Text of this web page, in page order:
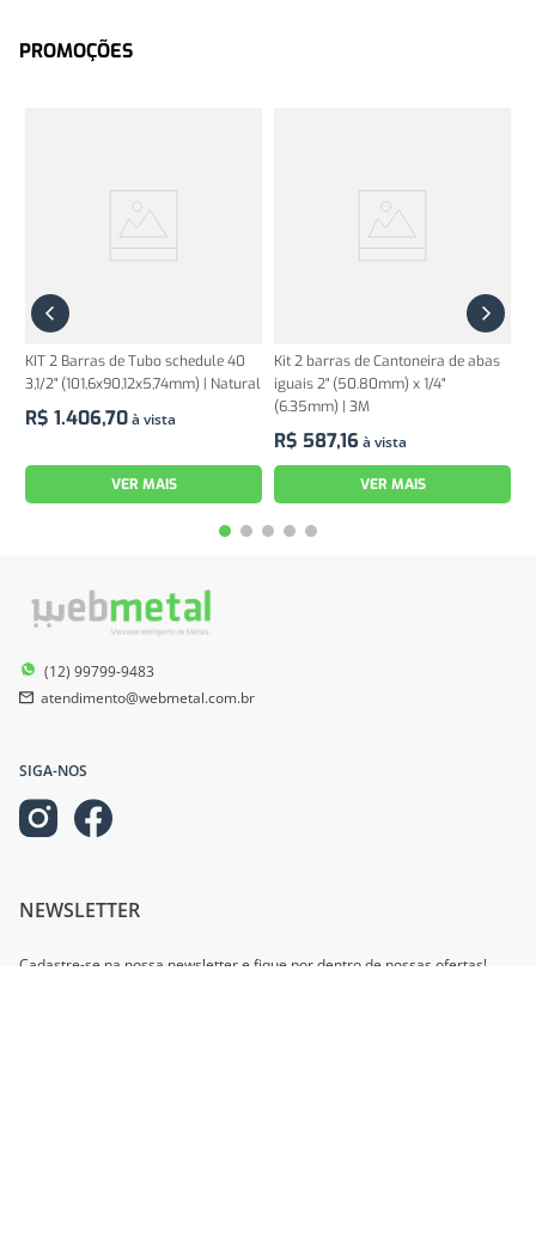
PROMOÇÕES
KIT 2 Barras de Tubo schedule 40
3,1/2" (101,6x90,12x5,74mm) | Natural
R$ 1.406,70à vista
VER MAIS
Kit 2 barras de Cantoneira de abas
iguais 2" (50.80mm) x 1/4"
(6.35mm) | 3M
R$ 587,16 à vista
VER MAIS
(12) 99799-9483
atendimento@webmetal.com.br
SIGA-NOS
NEWSLETTER
Cadastre-se na nossa newsletter e fique por dentro de nossas ofertas!